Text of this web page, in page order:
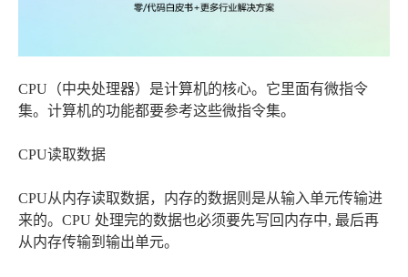
CPU（中央处理器）是计算机的核心。它里面有微指令
集。计算机的功能都要参考这些微指令集。
CPU读取数据
CPU从内存读取数据，内存的数据则是从输入单元传输进
来的。CPU 处理完的数据也必须要先写回内存中, 最后再
从内存传输到输出单元。